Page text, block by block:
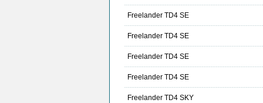
Freelander TD4 SE
Freelander TD4 SE
Freelander TD4 SE
Freelander TD4 SE
Freelander TD4 SKY